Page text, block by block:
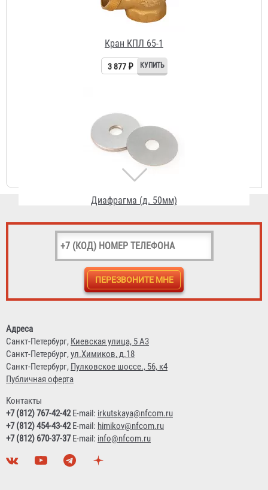
3 877 ₽
Диафрагма (д. 50мм)
Гидротестер пожарных кранов "Балтика-01"
Адреса
Санкт-Петербург, Киевская улица, 5 А3
Санкт-Петербург,ул.Химиков, д.18
Санкт-Петербург, Пулковское шоссе., 56, к4
Публичная оферта
Контакты
+7 (812) 767-42-42E-mail: irkutskaya@nfcom.ru
+7 (812) 454-43-42E-mail: himikov@nfcom.ru
+7 (812) 670-37-37E-mail: info@nfcom.ru